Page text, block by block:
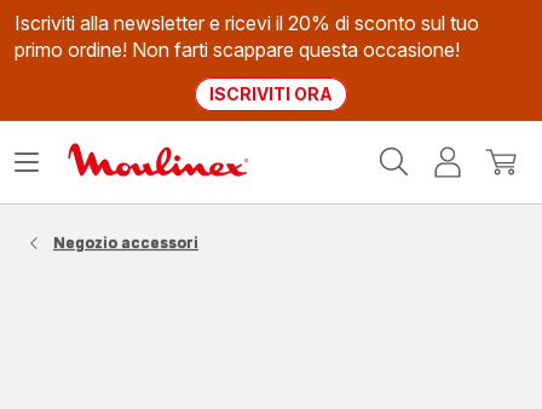
Iscriviti alla newsletter e ricevi il 20% di sconto sul tuo
primo ordine! Non farti scappare questa occasione!
ISCRIVITI ORA
Il
Apri
Negozio accessori